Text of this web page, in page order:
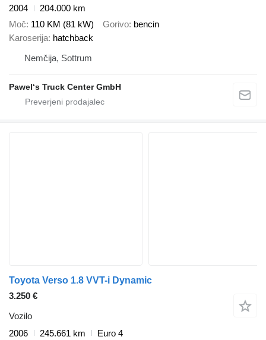
2004
204.000 km
Moč 110 KM (81 kW) Gorivo bencin
Karoserija hatchback
Nemčija, Sottrum
Pawel‘s Truck Center GmbH
Toyota Verso 1.8 VVT-i Dynamic
3.250 €
Vozilo
2006
245.661 km
Euro 4